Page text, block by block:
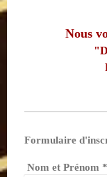
Nous
Formulaire
Nom et Prénom *